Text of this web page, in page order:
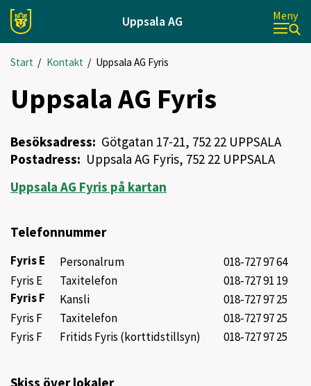
Uppsala AG Meny
Start / Kontakt/ Uppsala AG Fyris
Uppsala AG Fyris
Besöksadress: Götgatan 17-21, 752 22 UPPSALA
Postadress: Uppsala AG Fyris, 752 22 UPPSALA
Uppsala AG Fyris på kartan
Telefonnummer
Fyris E Personalrum
018-727 97 64
Fyris E
Taxitelefon
018-727 91 19
Fyris F
Kansli
018-727 97 25
Fyris F
Taxitelefon
018-727 97 25
Fyris F
Fritids Fyris (korttidstillsyn) 018-727 97 25
Skiss över lokaler